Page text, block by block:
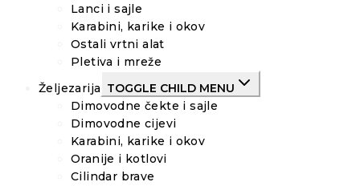
Lanci i sajle
Karabini, karike i okov
Ostali vrtni alat
Pletiva i mreže
Željezarija TOGGLE CHILD MENU
Dimovodne čekte i sajle
Dimovodne cijevi
Karabini, karike i okov
Oranije i kotlovi
Cilindar brave